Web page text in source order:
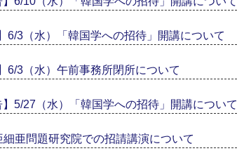
6/3（水）「韓国学への招待」開講について
6/3（水）午前事務所閉所について
】5/27（水）「韓国学への招待」開講について
細亜問題研究院での招請講演について